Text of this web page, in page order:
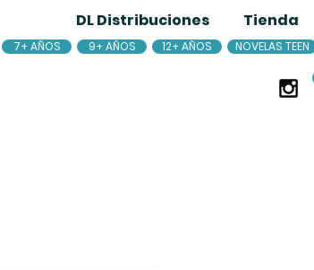
DL Distribuciones Tienda
7+ AÑOS 9+ AÑOS 12+ AÑOS NOVELAS TEEN